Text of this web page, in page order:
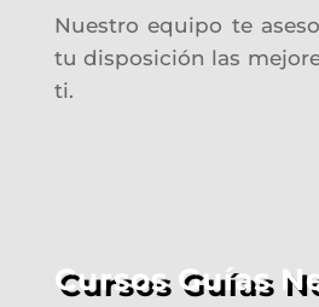
Nuestro equipo te
tu disposición las
ti.
Cursos Guías